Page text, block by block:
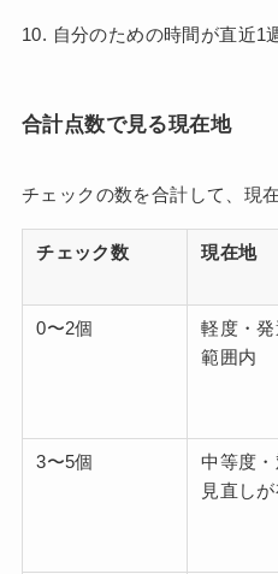
10. 自分のための時間が直近1
合計点数で見る現在地
チェックの数を合計して、現
チェック数 現在地
0〜2個
軽度・
範囲内
3〜5個
中等度
見直し